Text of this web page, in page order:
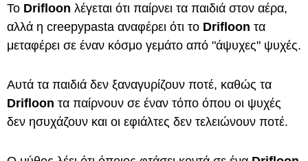
Το Drifloon λέγεται ότι παίρνει τα παιδιά στον αέρα,
αλλά η creepypasta αναφέρει ότι το Drifloon τα
μεταφέρει σε έναν κόσμο γεμάτο από "άψυχες" ψυχές.
Αυτά τα παιδιά δεν ξαναγυρίζουν ποτέ, καθώς τα
Drifloon τα παίρνουν σε έναν τόπο όπου οι ψυχές
δεν ησυχάζουν και οι εφιάλτες δεν τελειώνουν ποτέ.